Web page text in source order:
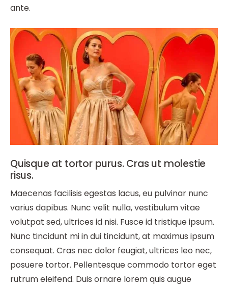
ante.
Quisque at tortor purus. Cras ut molestie
risus.
Maecenas facilisis egestas lacus, eu pulvinar nunc
varius dapibus. Nunc velit nulla, vestibulum vitae
volutpat sed, ultrices id nisi. Fusce id tristique ipsum.
Nunc tincidunt mi in dui tincidunt, at maximus ipsum
consequat. Cras nec dolor feugiat, ultrices leo nec,
posuere tortor. Pellentesque commodo tortor eget
rutrum eleifend. Duis ornare lorem quis augue